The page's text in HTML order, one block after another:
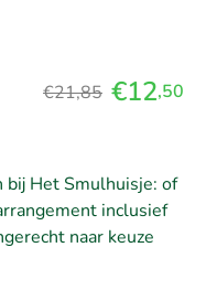
€21,85 €12,50
bij Het Smulhuisje: of
inclusief
naar keuze